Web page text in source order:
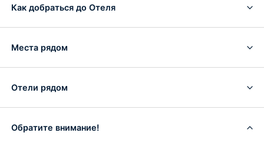
Как добраться до Отеля
Места рядом
Отели рядом
Обратите внимание!